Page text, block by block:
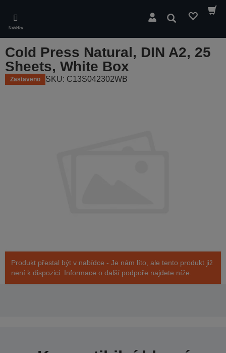
main
content
Nabídka
Hledat
Cold Press Natural, DIN A2, 25
Sheets, White Box
Zastaveno SKU: C13S042302WB
Produkt přestal být v nabídce - Je nám líto, ale tento produkt již
není k dispozici. Informace o další podpoře najdete níže.